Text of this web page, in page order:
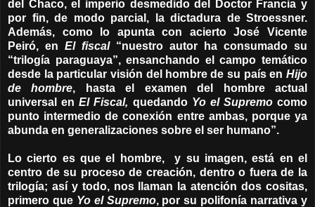
del Chaco, el imperio desmedido del Doctor Francia y
por fin, de modo parcial, la dictadura de Stroessner.
Además, como lo apunta con acierto José Vicente
Peiró, en El fiscal “nuestro autor ha consumado su
“trilogía paraguaya”, ensanchando el campo temático
desde la particular visión del hombre de su país en Hijo
de hombre, hasta el examen del hombre actual
universal enEl Fiscal, quedando Yo el Supremo como
punto intermedio de conexión entre ambas, porque ya
abunda en generalizaciones sobre el ser humano”.
Lo cierto es que el hombre, y su imagen, está en el
centro de su proceso de creación, dentro o fuera de la
trilogía; así y todo, nos llaman la atención dos cositas,
primero que Yo el Supremo, por su polifonía narrativa y